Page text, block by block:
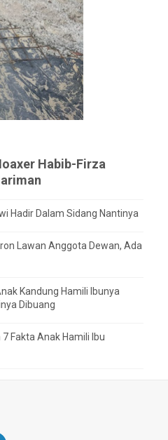
Habib-Firza
Hadir Dalam Sidang Nantinya
Lawan Anggota Dewan, Ada
Kandung Hamili Ibunya
Dibuang
Fakta Anak Hamili Ibu